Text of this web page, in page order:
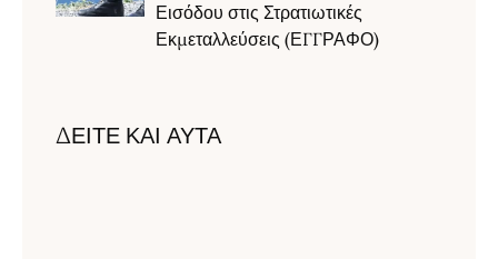
Εισόδου στις Στρατιωτικές
Εκμεταλλεύσεις (ΕΓΓΡΑΦΟ)
ΔΕΙΤΕ ΚΑΙ ΑΥΤΑ